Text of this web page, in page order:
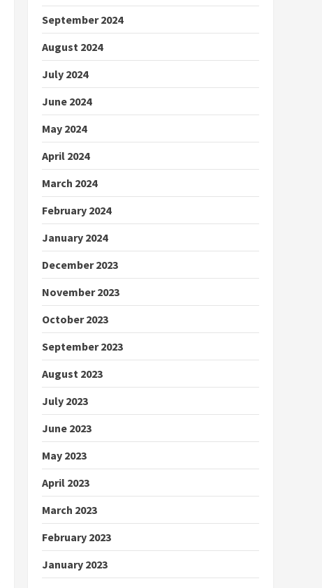
September 2024
August 2024
July 2024
June 2024
May 2024
April 2024
March 2024
February 2024
January 2024
December 2023
November 2023
October 2023
September 2023
August 2023
July 2023
June 2023
May 2023
April 2023
March 2023
February 2023
January 2023